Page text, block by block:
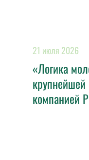
21 июля 2026
«Логика
компанией